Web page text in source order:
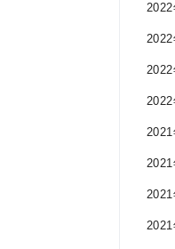
2022
2022
2022
2022
2021
2021
2021
2021